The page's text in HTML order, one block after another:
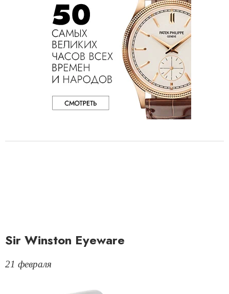
Sir Winston Eyeware
21 февраля